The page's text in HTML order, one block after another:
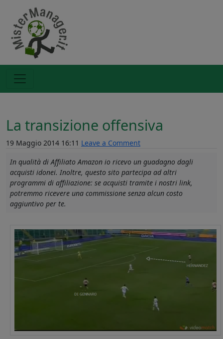
La transizione offensiva
19 Maggio 2014 16:11 Leave a Comment
In qualità di Affiliato Amazon io ricevo un guadagno dagli
acquisti idonei. Inoltre, questo sito partecipa ad altri
programmi di affiliazione: se acquisti tramite i nostri link,
potremmo ricevere una commissione senza alcun costo
aggiuntivo per te.